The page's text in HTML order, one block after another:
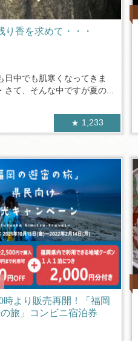
り香を求めて・・・
日中でも肌寒くなってきま
さて、そんな中ですが夏の...
1,233
時より販売再開！「福岡
旅」コンビニ宿泊券